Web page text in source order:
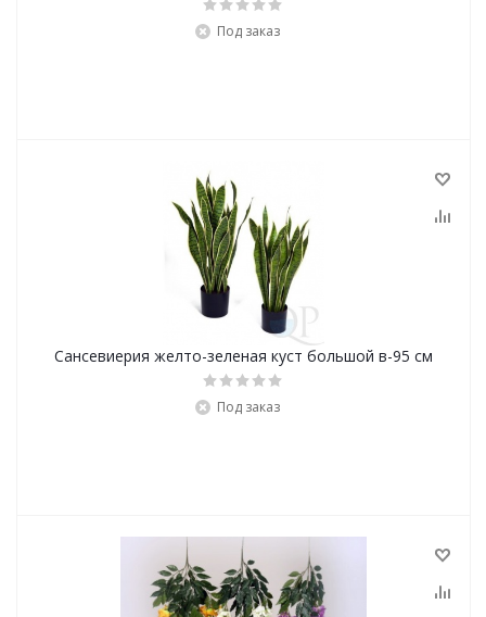
Под заказ
Сансевиерия желто-зеленая куст большой в-95 см
Под заказ